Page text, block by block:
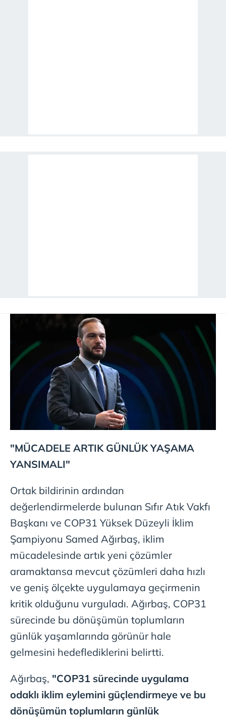
"MÜCADELE ARTIK GÜNLÜK YAŞAMA
YANSIMALI"
Ortak bildirinin ardından
değerlendirmelerde bulunan Sıfır Atık Vakfı
Başkanı ve COP31 Yüksek Düzeyli İklim
Şampiyonu Samed Ağırbaş, iklim
mücadelesinde artık yeni çözümler
aramaktansa mevcut çözümleri daha hızlı
ve geniş ölçekte uygulamaya geçirmenin
kritik olduğunu vurguladı. Ağırbaş, COP31
sürecinde bu dönüşümün toplumların
günlük yaşamlarında görünür hale
gelmesini hedeflediklerini belirtti.
Ağırbaş, "COP31 sürecinde uygulama
odaklı iklim eylemini güçlendirmeye ve bu
dönüşümün toplumların günlük